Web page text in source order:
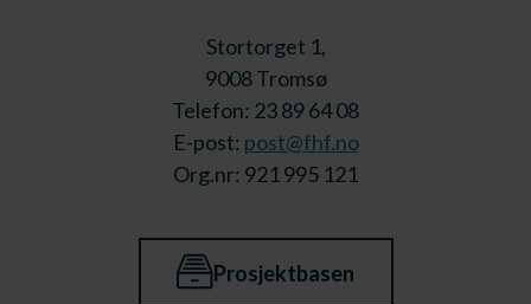
Stortorget 1,
9008 Tromsø
Telefon: 23 89 64 08
E-post: post@fhf.no
Org.nr: 921 995 121
Prosjektbasen